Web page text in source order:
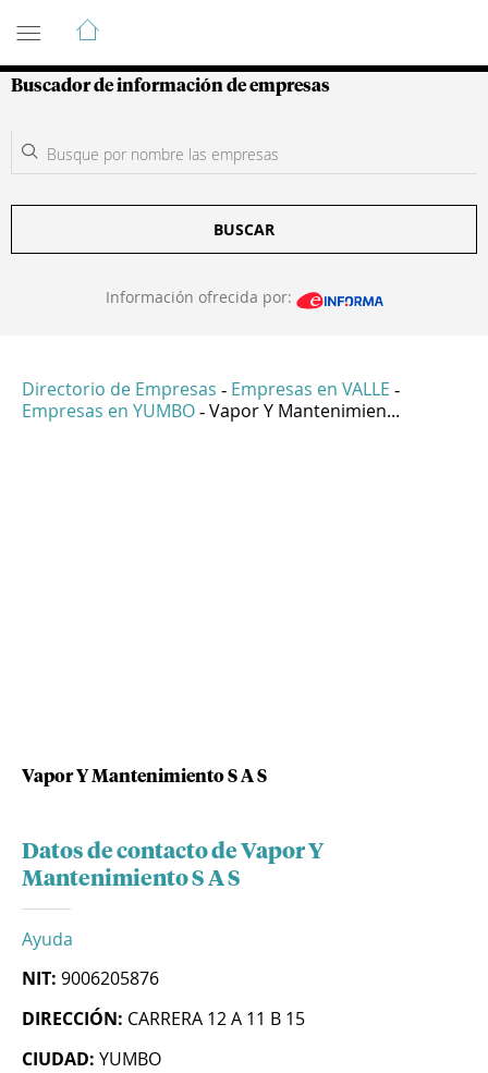
Guía de Empresas Colombianas
Buscador de información de empresas
BUSCAR
Información ofrecida por:
Directorio de Empresas - Empresas en VALLE -
Empresas en YUMBO - Vapor Y Mantenimien...
Vapor Y Mantenimiento S A S
Datos de contacto de Vapor Y
Mantenimiento S A S
Ayuda
NIT: 9006205876
DIRECCIÓN: CARRERA 12 A 11 B 15
CIUDAD: YUMBO